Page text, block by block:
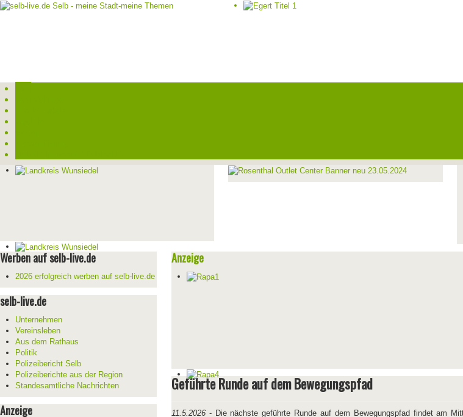
Werben auf selb-live.de
2026 erfolgreich werben auf selb-live.de
selb-live.de
Unternehmen
Vereinsleben
Aus dem Rathaus
Politik
Polizeibericht Selb
Polizeiberichte aus der Region
Standesamtliche Nachrichten
Anzeige
Anzeige
Geführte Runde auf dem Bewegungspfad
11.5.2026- Die nächste geführte Runde auf dem Bewegungspfad findet am